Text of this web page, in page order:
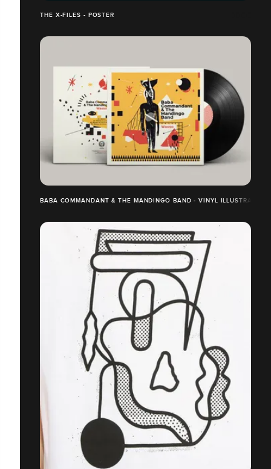
THE X-FILES - POSTER
BABA COMMANDANT & THE MANDINGO BAND - VINYL